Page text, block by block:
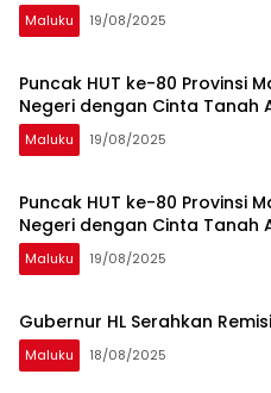
Maluku 19/08/2025
Puncak HUT ke-80 Provinsi
Negeri dengan Cinta Tanah
Maluku 19/08/2025
Puncak HUT ke-80 Provinsi
Negeri dengan Cinta Tanah
Maluku 19/08/2025
Gubernur HL Serahkan
Maluku 18/08/2025